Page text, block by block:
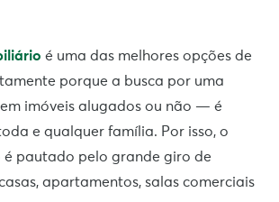
é uma das melhores opções de
porque a busca por uma
imóveis alugados ou não — é
e qualquer família. Por isso, o
pautado pelo grande giro de
apartamentos, salas comerciais